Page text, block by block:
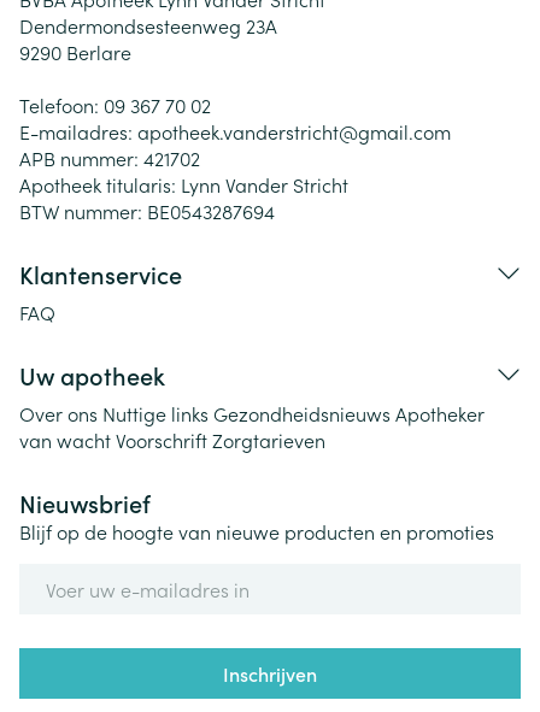
Dendermondsesteenweg 23A
9290 Berlare
Telefoon: 09 367 70 02
E-mailadres: apotheek.vanderstricht@gmail.com
APB nummer: 421702
Apotheek titularis: Lynn Vander Stricht
BTW nummer: BE0543287694
Klantenservice
FAQ
Uw apotheek
Over ons Nuttige links Gezondheidsnieuws Apotheker
van wachtVoorschriftZorgtarieven
Nieuwsbrief
Blijf op de hoogte van nieuwe producten en promoties
Inschrijven